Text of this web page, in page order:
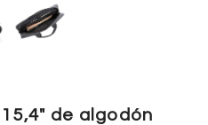
de algodón